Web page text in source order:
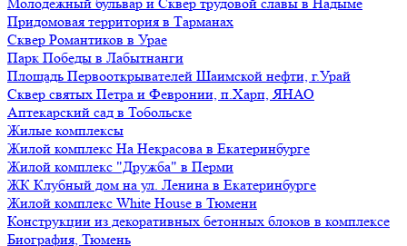
Придомовая территория в Тарманах
Сквер Романтиков в Урае
Парк Победы в Лабытнанги
Площадь Первооткрывателей Шаимской нефти, г.Урай
Сквер святых Петра и Февронии, п.Харп, ЯНАО
Аптекарский сад в Тобольске
Жилые комплексы
Жилой комплекс На Некрасова в Екатеринбурге
Жилой комплекс "Дружба" в Перми
ЖК Клубный дом на ул. Ленина в Екатеринбурге
Жилой комплекс White House в Тюмени
Конструкции из декоративных бетонных блоков в комплексе
Биография, Тюмень